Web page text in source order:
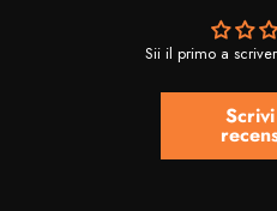
Sii il primo a